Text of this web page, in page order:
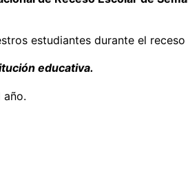
estudiantes durante el
educativa.
año.